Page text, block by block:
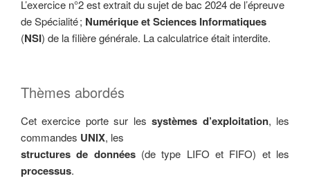
L’exercice n°2 est extrait du sujet de bac 2024 de l’épreuve
de Spécialité ; Numérique etSciences Informatiques
(NSI) de la filière générale. La calculatrice était interdite.
Thèmes abordés
Cet exercice porte sur lessystèmes d’exploitation, les
commandes UNIX, les
structures de données(de type LIFO et FIFO) et les
processus.